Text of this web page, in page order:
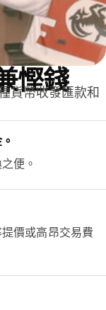
慳錢
貨幣收發匯款和
便。
價或高昂交易費